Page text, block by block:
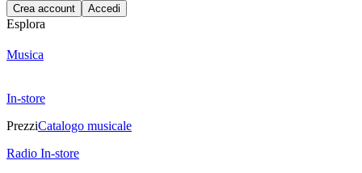
Crea account Accedi
Esplora
Musica
In-store
PrezziCatalogo musicale
Radio In-store